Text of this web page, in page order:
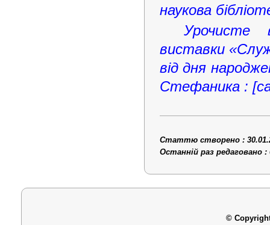
наукова
Урочисте
виставки
від дня
Стефаника :
Статтю створено :
Останній раз редаговано :
©